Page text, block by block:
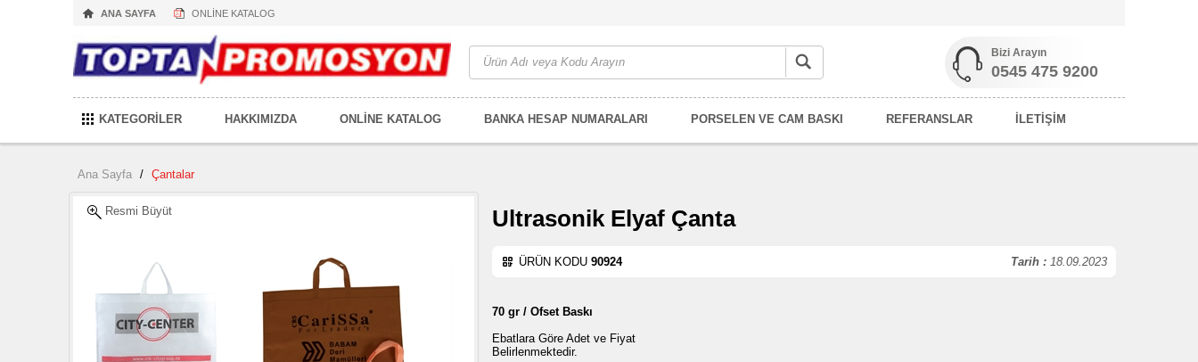
ANA SAYFA ONLİNE KATALOG
Bizi Arayın
0545 475 9200
KATEGORİLER HAKKIMIZDA ONLİNE KATALOG BANKA HESAP NUMARALARI PORSELEN VE CAM BASKI REFERANSLAR İLETİŞİM
Ana Sayfa / Çantalar
Resmi Büyüt Ultrasonik Elyaf Çanta
Tarih : 18.09.2023
ÜRÜN KODU 90924
70 gr / Ofset Baskı
Ebatlara Göre Adet ve Fiyat
Belirlenmektedir.